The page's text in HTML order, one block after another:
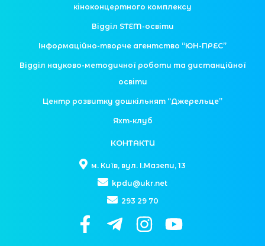
кіноконцертного комплексу
Відділ STEM-освіти
Інформаційно-творче агентство “ЮН-ПРЕС”
Відділ науково-методичної роботи та дистанційної
освіти
Центр розвитку дошкільнят “Джерельце”
Яхт-клуб
КОНТАКТИ
м. Київ, вул. І.Мазепи, 13
kpdu@ukr.net
293 29 70